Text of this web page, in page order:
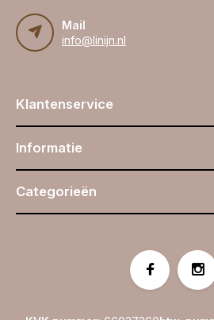
Mail
info@linijn.nl
Klantenservice
Informatie
Categorieën